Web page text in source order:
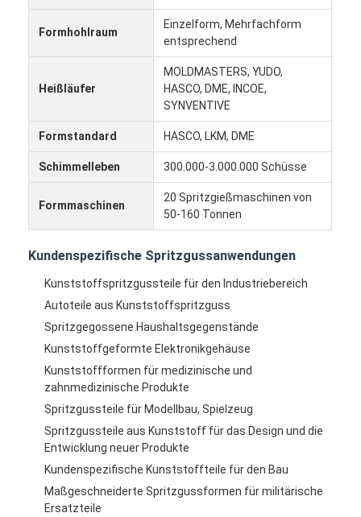
Einzelner Schuss-Spritzen
Formhohlraum
Einzelform, Mehrfachform
entsprechend
Heißläufer
MOLDMASTERS, YUDO,
HASCO, DME, INCOE,
SYNVENTIVE
Formstandard HASCO, LKM, DME
Schimmelleben 300.000-3.000.000 Schüsse
Formmaschinen
20 Spritzgießmaschinen von
50-160 Tonnen
Kundenspezifische Spritzgussanwendungen
Kunststoffspritzgussteile für den Industriebereich
Autoteile aus Kunststoffspritzguss
Spritzgegossene Haushaltsgegenstände
Kunststoffgeformte Elektronikgehäuse
Kunststoffformen für medizinische und
zahnmedizinische Produkte
Spritzgussteile für Modellbau, Spielzeug
Spritzgussteile aus Kunststoff für das Design und die
Entwicklung neuer Produkte
Kundenspezifische Kunststoffteile für den Bau
Maßgeschneiderte Spritzgussformen für militärische
Ersatzteile